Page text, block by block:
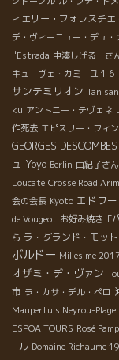
ィエリー・フォレスチエ
デ・ヴィーニュー・デュ・
l'Estrada 中湊しげる さ
キューヴェ・カミーユ１６
サンテミリオン Tan san
ku アントニー・テヴェネ
作死去 エピスリー・フィン
GEORGES DESCOMBES
ュ Yoyo Berlin 由紀子さん
Loucate Crosse Road
会の会長 Kyoto エドワ
de Vougeot お好み焼き「
ら ラ・グランド・モット
ボルドー Millesime 2017
オザミ・デ・ヴァン
市 ラ・カサ・デル・ぺロ
Maupertuis Neyrou-Plage
ESPOA TOURS Rosé
−ル Domaine Richaume